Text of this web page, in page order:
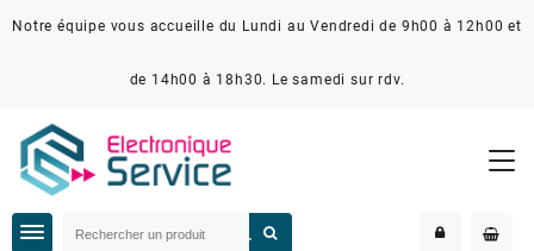
Notre équipe vous accueille du Lundi au Vendredi de 9h00 à 12h00 et
de 14h00 à 18h30. Le samedi sur rdv.